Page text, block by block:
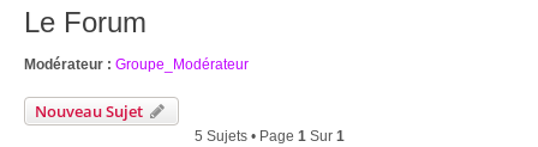
Le Forum
Modérateur : Groupe_Modérateur
Nouveau Sujet
5 Sujets • Page 1Sur 1